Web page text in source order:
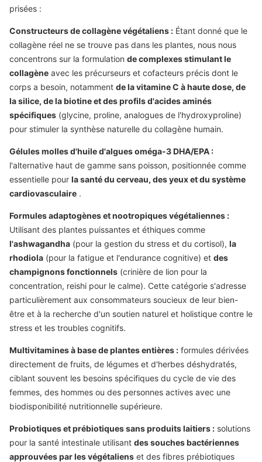
prisées :
Constructeurs de collagène végétaliens : Étant donné que le
collagène réel ne se trouve pas dans les plantes, nous nous
concentrons sur la formulation de complexes stimulant le
collagène avec les précurseurs et cofacteurs précis dont le
corps a besoin, notamment de la vitamine C à haute dose, de
la silice, de la biotine et des profils d'acides aminés
spécifiques (glycine, proline, analogues de l'hydroxyproline)
pour stimuler la synthèse naturelle du collagène humain.
Gélules molles d'huile d'algues oméga-3 DHA/EPA :
l'alternative haut de gamme sans poisson, positionnée comme
essentielle pour la santé du cerveau, des yeux et du système
cardiovasculaire .
Formules adaptogènes et nootropiques végétaliennes :
Utilisant des plantes puissantes et éthiques comme
l'ashwagandha (pour la gestion du stress et du cortisol), la
rhodiola (pour la fatigue et l'endurance cognitive) et des
champignons fonctionnels (crinière de lion pour la
concentration, reishi pour le calme). Cette catégorie s'adresse
particulièrement aux consommateurs soucieux de leur bien-
être et à la recherche d'un soutien naturel et holistique contre le
stress et les troubles cognitifs.
Multivitamines à base de plantes entières : formules dérivées
directement de fruits, de légumes et d'herbes déshydratés,
ciblant souvent les besoins spécifiques du cycle de vie des
femmes, des hommes ou des personnes actives avec une
biodisponibilité nutritionnelle supérieure.
Probiotiques et prébiotiques sans produits laitiers : solutions
pour la santé intestinale utilisant des souches bactériennes
approuvées par les végétaliens et des fibres prébiotiques